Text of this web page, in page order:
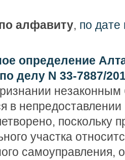
алфавиту, по дате
определение
делу N 33-7887/
незаконным
в
поскольку
участка
самоуправления,